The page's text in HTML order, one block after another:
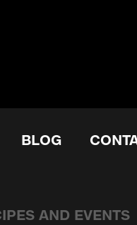
BLOG
AND EVENTS